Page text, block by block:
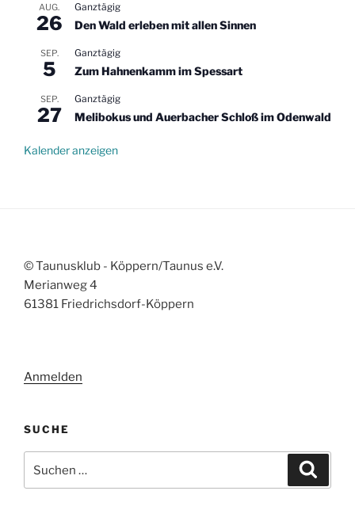
AUG.
26
Ganztägig
Den Wald erleben mit allen Sinnen
SEP.
5
Ganztägig
Zum Hahnenkamm im Spessart
SEP.
27
Ganztägig
Melibokus und Auerbacher Schloß im Odenwald
Kalender anzeigen
© Taunusklub - Köppern/Taunus e.V.
Merianweg 4
61381 Friedrichsdorf-Köppern
Anmelden
SUCHE
nach: